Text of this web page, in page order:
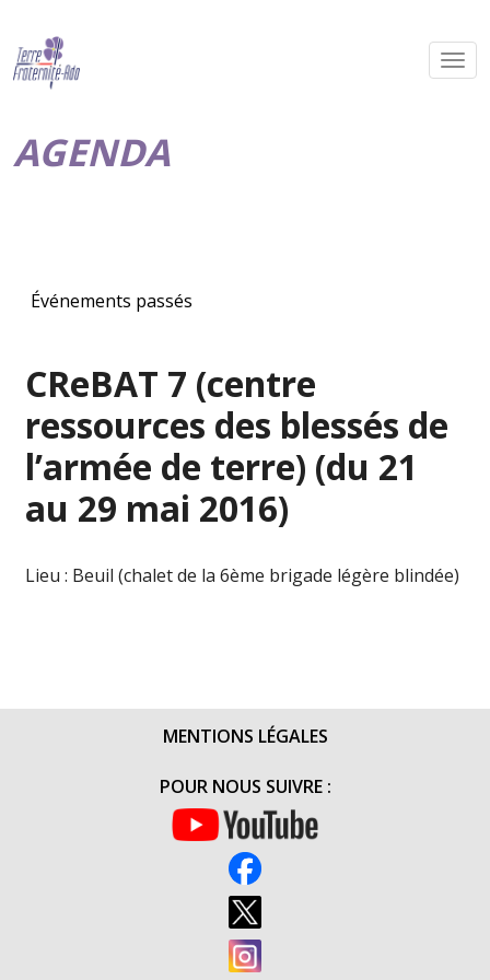
AGENDA
Événements passés
CReBAT 7 (centre
ressources des blessés de
l’armée de terre) (du 21
au 29 mai 2016)
Lieu : Beuil (chalet de la 6ème brigade légère blindée)
MENTIONS LÉGALES
POUR NOUS SUIVRE :